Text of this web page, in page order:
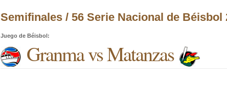
Semifinales / 56 Serie Nacional de Béisbol
Juego de Béisbol:
Granma vs Matanzas